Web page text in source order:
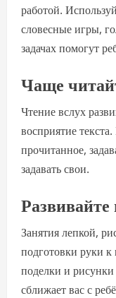
работой.
словесные игры,
задачах помогут
Чаще
Чтение вслух
восприятие
прочитанное,
задавать свои.
Занятия лепкой,
подготовки руки
поделки и
сближает вас с